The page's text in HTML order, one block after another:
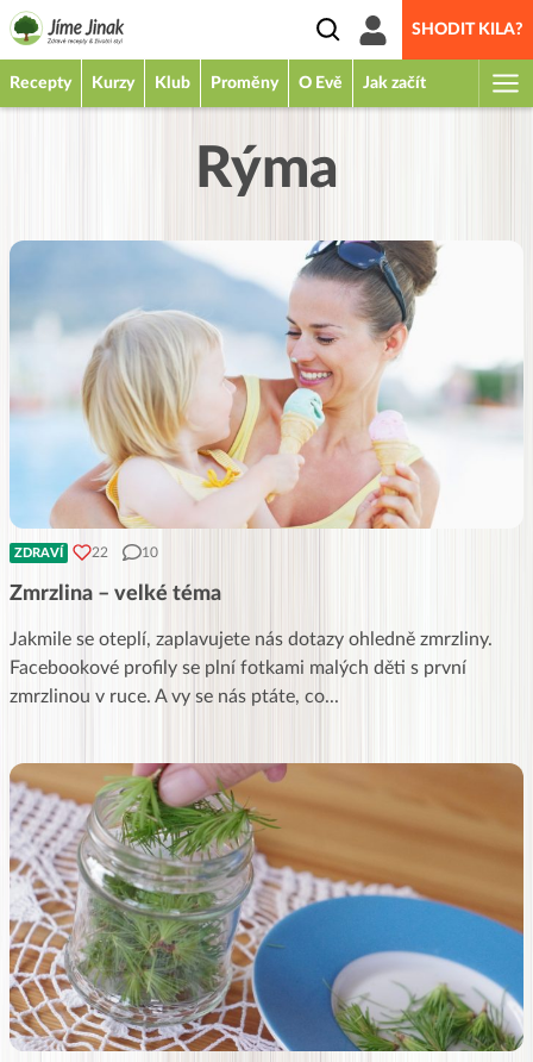
SHODIT KILA?
Recepty Kurzy Klub Proměny O Evě Jak začít
Rýma
ZDRAVÍ 22 10
Zmrzlina – velké téma
Jakmile se oteplí, zaplavujete nás dotazy ohledně zmrzliny.
Facebookové profily se plní fotkami malých děti s první
zmrzlinou v ruce. A vy se nás ptáte, co...